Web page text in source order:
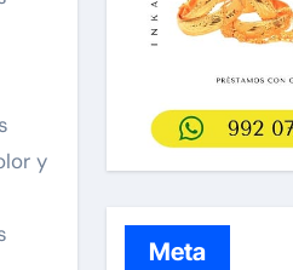
y
Meta